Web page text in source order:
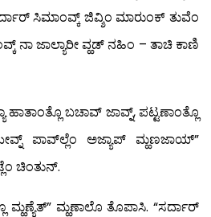
ಸಿಮಾಂವ್ಕ್ ಜಿವ್ಶಿಂ ಮಾರುಂಕ್ ತುವೆಂ
ನಾ ಜಾಲ್ಯಾರೀ ವ್ಹಡ್ ನಹಿಂ – ತಾಚಿ ಕಾಣಿ
ಹಾತಾಂತ್ಲೊ ಬಚಾವ್ ಜಾವ್ನ್, ಪಟ್ಟಣಾಂತ್ಲೊ
ಪಾವ್‍ಲ್ಲೆಂ ಅಜ್ಯಾಪ್ ಮ್ಹಣಜಾಯ್”
ಚಿಂತುನ್.
ಮ್ಹಣ್ಯೆತ್” ಮ್ಹಣಾಲೊ ತೊಪಾಸಿ. “ಸರ್ದಾರ್